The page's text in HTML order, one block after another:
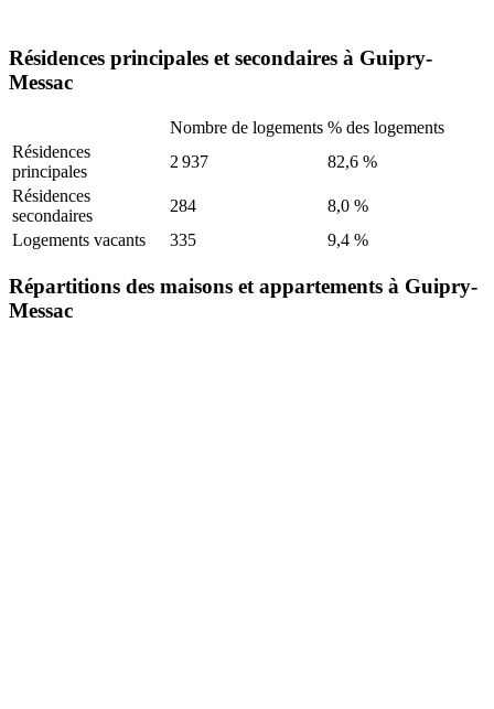
Résidences principales et secondaires à Guipry-
Messac
Nombre de logements % des logements
Résidences
principales
2 937
82,6 %
Résidences
secondaires
284
8,0 %
Logements vacants
335 9,4 %
Répartitions des maisons et appartements à Guipry-
Messac